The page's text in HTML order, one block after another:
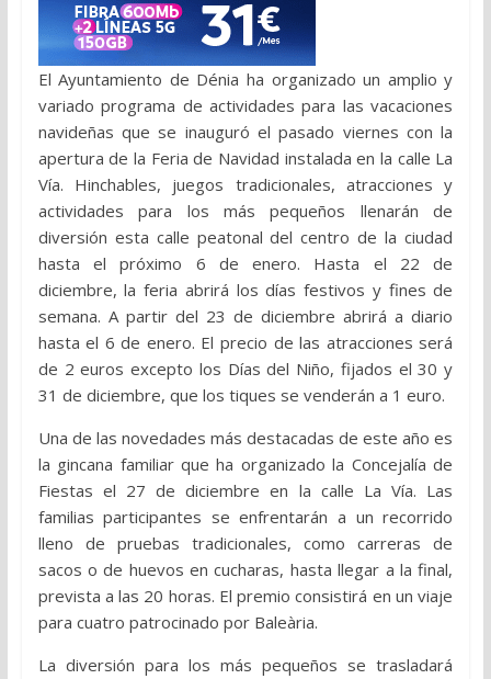
El Ayuntamiento de Dénia ha organizado un amplio y
variado programa de actividades para las vacaciones
navideñas que se inauguró el pasado viernes con la
apertura de la Feria de Navidad instalada en la calle La
Vía. Hinchables, juegos tradicionales, atracciones y
actividades para los más pequeños llenarán de
diversión esta calle peatonal del centro de la ciudad
hasta el próximo 6 de enero. Hasta el 22 de
diciembre, la feria abrirá los días festivos y fines de
semana. A partir del 23 de diciembre abrirá a diario
hasta el 6 de enero. El precio de las atracciones será
de 2 euros excepto los Días del Niño, fijados el 30 y
31 de diciembre, que los tiques se venderán a 1 euro.
Una de las novedades más destacadas de este año es
la gincana familiar que ha organizado la Concejalía de
Fiestas el 27 de diciembre en la calle La Vía. Las
familias participantes se enfrentarán a un recorrido
lleno de pruebas tradicionales, como carreras de
sacos o de huevos en cucharas, hasta llegar a la final,
prevista a las 20 horas. El premio consistirá en un viaje
para cuatro patrocinado por Baleària.
La diversión para los más pequeños se trasladará